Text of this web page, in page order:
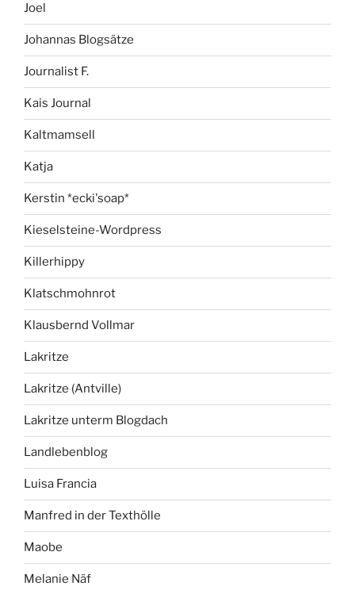
Joel
Johannas Blogsätze
Journalist F.
Kais Journal
Kaltmamsell
Katja
Kerstin *ecki'soap*
Kieselsteine-Wordpress
Killerhippy
Klatschmohnrot
Klausbernd Vollmar
Lakritze
Lakritze (Antville)
Lakritze unterm Blogdach
Landlebenblog
Luisa Francia
Manfred in der Texthölle
Maobe
Melanie Näf